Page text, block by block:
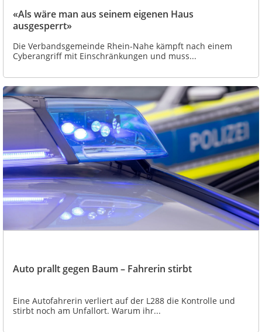
«Als wäre man aus seinem eigenen Haus
ausgesperrt»
Die Verbandsgemeinde Rhein-Nahe kämpft nach einem
Cyberangriff mit Einschränkungen und muss...
Auto prallt gegen Baum – Fahrerin stirbt
Eine Autofahrerin verliert auf der L288 die Kontrolle und
stirbt noch am Unfallort. Warum ihr...